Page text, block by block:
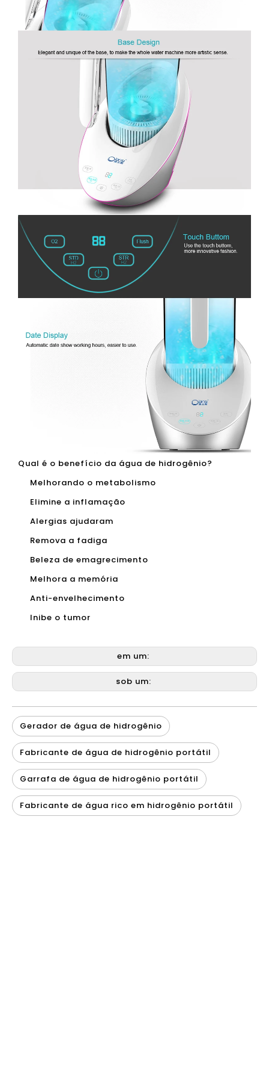
Qual é o benefício da água de hidrogênio?
Melhorando o metabolismo
Elimine a inflamação
Alergias ajudaram
Remova a fadiga
Beleza de emagrecimento
Melhora a memória
Anti-envelhecimento
Inibe o tumor
em um:
sob um:
Gerador de água de hidrogênio
Fabricante de água de hidrogênio portátil
Garrafa de água de hidrogênio portátil
Fabricante de água rico em hidrogênio portátil